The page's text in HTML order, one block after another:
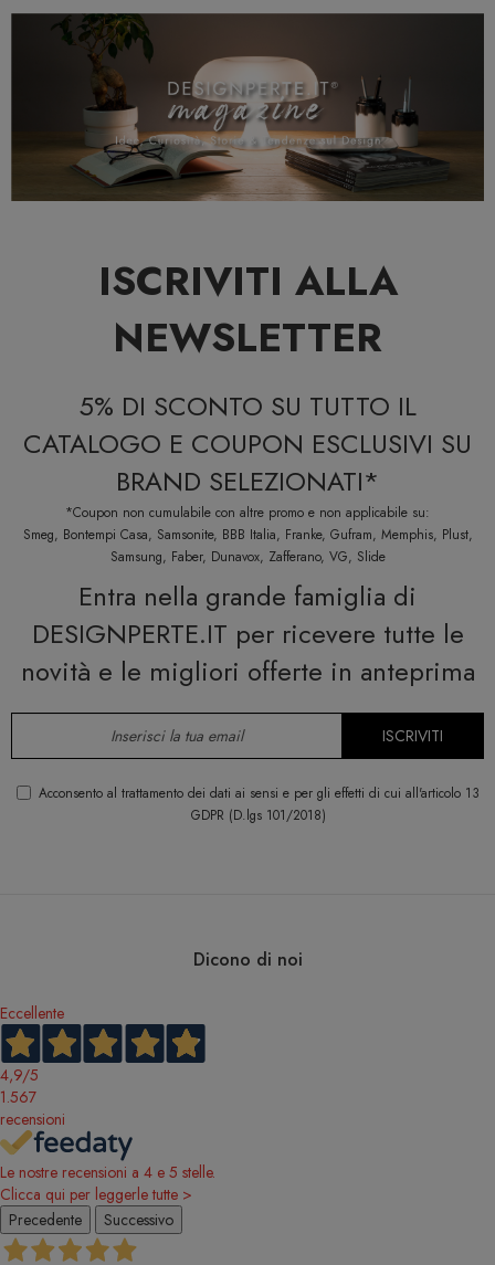
ISCRIVITI ALLA
NEWSLETTER
5% DI SCONTO SU TUTTO IL
CATALOGO E COUPON ESCLUSIVI SU
BRAND SELEZIONATI*
*Coupon non cumulabile con altre promo e non applicabile su:
Smeg, Bontempi Casa, Samsonite, BBB Italia, Franke, Gufram, Memphis, Plust,
Samsung, Faber, Dunavox, Zafferano, VG, Slide
Entra nella grande famiglia di
DESIGNPERTE.IT per ricevere tutte le
novità e le migliori offerte in anteprima
ISCRIVITI
Acconsento al trattamento dei dati ai sensi e per gli effetti di cui all'articolo 13
GDPR (D.lgs 101/2018)
Dicono di noi
Eccellente
4,9/5
1.567
recensioni
Le nostre recensioni a 4 e 5 stelle.
Clicca qui per leggerle tutte >
Precedente
Successivo